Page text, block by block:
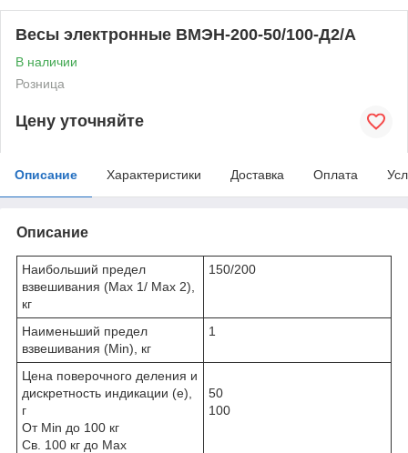
Весы электронные ВМЭН-200-50/100-Д2/А
В наличии
Розница
Цену уточняйте
Описание Характеристики Доставка Оплата
Описание
Наибольший предел
взвешивания (Мах 1/ Мах 2),
кг
150/200
Наименьший предел
взвешивания (Min), кг
1
Цена поверочного деления и
дискретность индикации (е),
г
От Min до 100 кг
Св. 100 кг до Мах
50
100